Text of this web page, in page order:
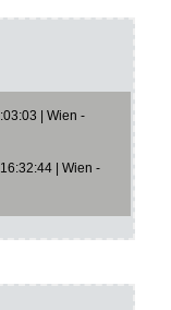
| Wien -
| Wien -